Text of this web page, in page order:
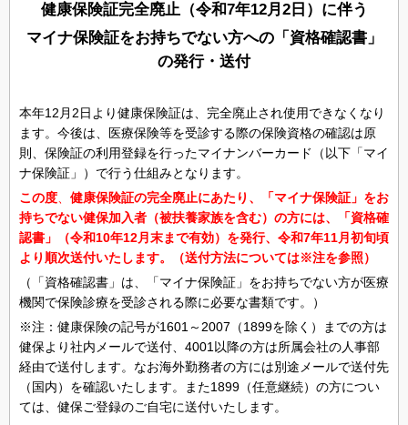
健康保険証完全廃止（令和7年12月2日）に伴う
マイナ保険証をお持ちでない方への「資格確認書」
の発行・送付
本年12月2日より健康保険証は、完全廃止され使用できなくなり
ます。今後は、医療保険等を受診する際の保険資格の確認は原
則、保険証の利用登録を行ったマイナンバーカード（以下「マイ
ナ保険証」）で行う仕組みとなります。
この度
健康保険証の完全廃止にあたり、「マイナ保険証」をお
持ちでない健保加入者（被扶養家族を含む）の方には、「資格確
認書」（令和10年12月末まで有効）を発行、令和7年11月初旬頃
より順次送付いたします。（送付方法については※注を参照）
（「資格確認書」は、「マイナ保険証」をお持ちでない方が医療
機関で保険診療を受診される際に必要な書類です。）
※注：健康保険の記号が1601～2007（1899を除く）までの方は
健保より社内メールで送付、4001以降の方は所属会社の人事部
経由で送付します。なお海外勤務者の方には別途メールで送付先
（国内）を確認いたします。また1899（任意継続）の方につい
ては、健保ご登録のご自宅に送付いたします。